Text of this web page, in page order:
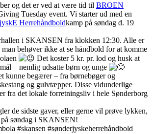
og det er ved at være tid til BROEN
Tuesday event. Vi starter ud med en
Herrehåndboldkamp på søndag d. 19
i SKANSEN fra klokken 12:30. Alle er
behøver ikke at se håndbold for at komme
Det koster 5 kr. pr. lod og husk at
– nemlig udsatte børn og unge
kunne begærer – fra børnebøger og
og gulvtæpper. Disse vidunderlige
fra det lokale forretningsliv i hele Sønderborg
de sidste gaver, eller gerne vil prøve lykken,
på søndag i SKANSEN!
#skansen #sønderjyskeherrehåndbold